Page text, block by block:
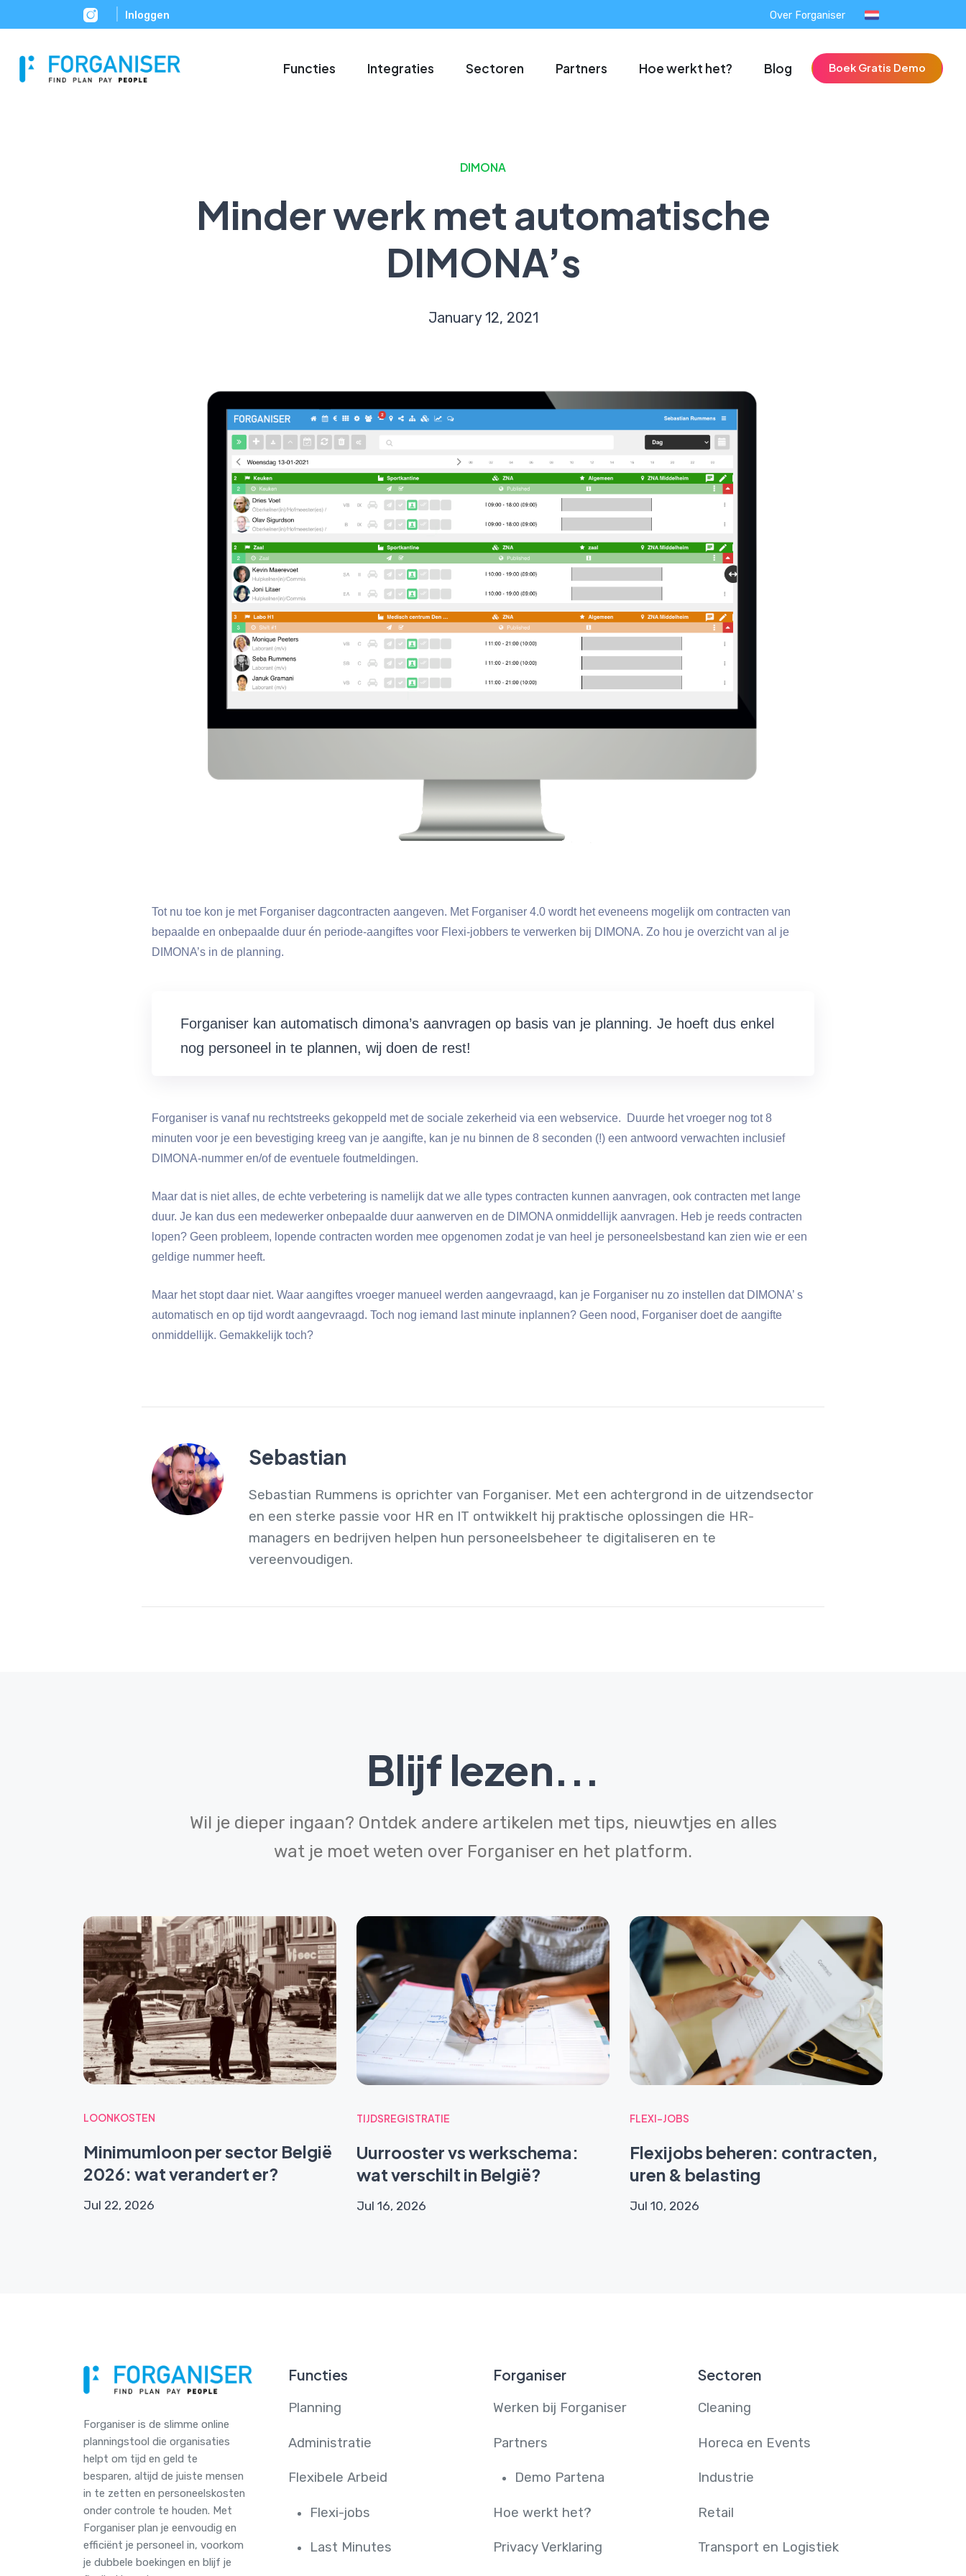
Inloggen Over Forganiser
Functies Integraties Sectoren Partners Hoe werkt het? Blog Boek Gratis Demo
DIMONA
Minder werk met automatische
DIMONA’s
January 12, 2021
Tot nu toe kon je met Forganiser dagcontracten aangeven. Met Forganiser 4.0 wordt het eveneens mogelijk om contracten van
bepaalde en onbepaalde duur én periode-aangiftes voor Flexi-jobbers te verwerken bij DIMONA. Zo hou je overzicht van al je
DIMONA’s in de planning.
Forganiser kan automatisch dimona’s aanvragen op basis van je planning. Je hoeft dus enkel
nog personeel in te plannen, wij doen de rest!
Forganiser is vanaf nu rechtstreeks gekoppeld met de sociale zekerheid via een webservice. Duurde het vroeger nog tot 8
minuten voor je een bevestiging kreeg van je aangifte, kan je nu binnen de 8 seconden (!) een antwoord verwachten inclusief
DIMONA-nummer en/of de eventuele foutmeldingen.
Maar dat is niet alles, de echte verbetering is namelijk dat we alle types contracten kunnen aanvragen, ook contracten met lange
duur. Je kan dus een medewerker onbepaalde duur aanwerven en de DIMONA onmiddellijk aanvragen. Heb je reeds contracten
lopen? Geen probleem, lopende contracten worden mee opgenomen zodat je van heel je personeelsbestand kan zien wie er een
geldige nummer heeft.
Maar het stopt daar niet. Waar aangiftes vroeger manueel werden aangevraagd, kan je Forganiser nu zo instellen dat DIMONA’ s
automatisch en op tijd wordt aangevraagd. Toch nog iemand last minute inplannen? Geen nood, Forganiser doet de aangifte
onmiddellijk. Gemakkelijk toch?
Sebastian
Sebastian Rummens is oprichter van Forganiser. Met een achtergrond in de uitzendsector
en een sterke passie voor HR en IT ontwikkelt hij praktische oplossingen die HR-
managers en bedrijven helpen hun personeelsbeheer te digitaliseren en te
vereenvoudigen.
Blijf lezen...
Wil je dieper ingaan? Ontdek andere artikelen met tips, nieuwtjes en alles
wat je moet weten over Forganiser en het platform.
LOONKOSTEN
Minimumloon per sector België
2026: wat verandert er?
Jul 22, 2026
TIJDSREGISTRATIE
Uurrooster vs werkschema:
wat verschilt in België?
Jul 16, 2026
FLEXI-JOBS
Flexijobs beheren: contracten,
uren & belasting
Jul 10, 2026
Forganiser is de slimme online
plannings­tool die organisaties
helpt om tijd en geld te
besparen, altijd de juiste mensen
in te zetten en personeelskosten
onder controle te houden. Met
Forganiser plan je eenvoudig en
efficiënt je personeel in, voorkom
je dubbele boekingen en blijf je
Functies
Planning
Administratie
Flexibele Arbeid
Flexi-jobs
Last Minutes
Forganiser
Werken bij Forganiser
Partners
Demo Partena
Hoe werkt het?
Privacy Verklaring
Sectoren
Cleaning
Horeca en Events
Industrie
Retail
Transport en Logistiek